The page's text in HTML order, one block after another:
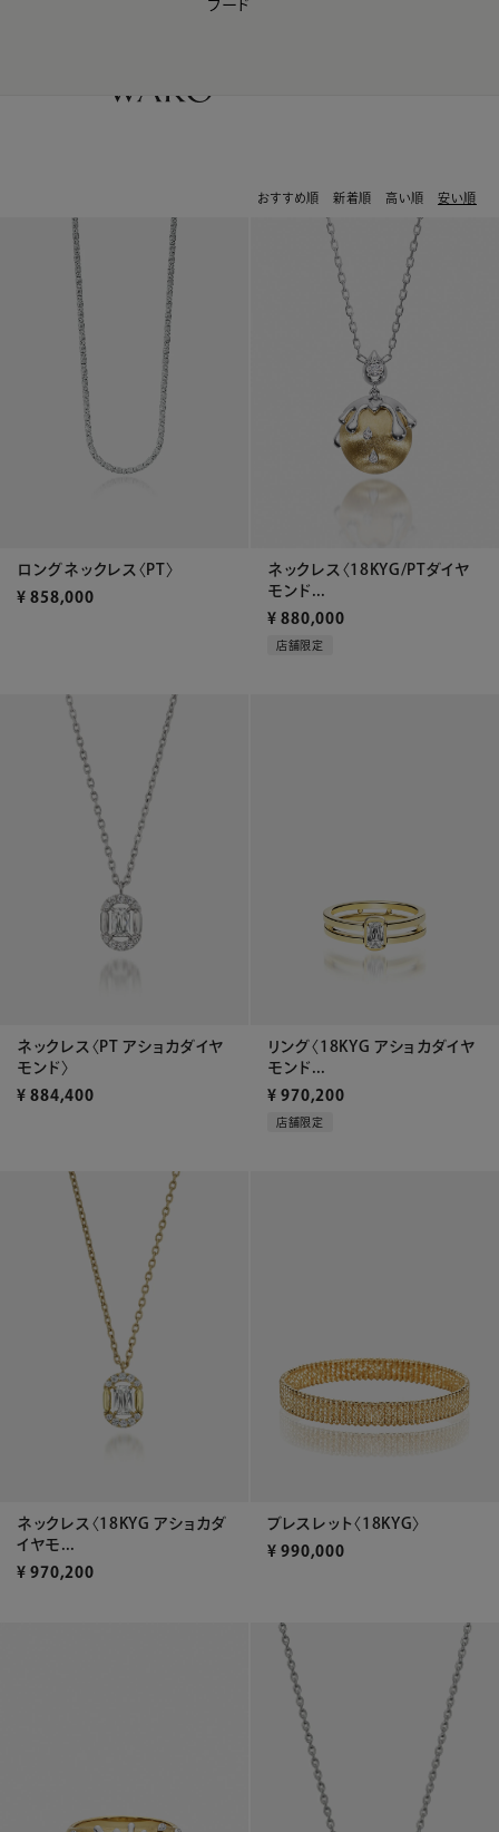
【会員様限定】夏のプレゼントキャンペーン開催中
フード
おすすめ順 新着順 高い順 安い順
ロングネックレス〈PT〉
¥ 858,000
ネックレス〈18KYG/PTダイヤ
モンド...
¥ 880,000
店舗限定
ネックレス〈PT アショカダイヤ
モンド〉
¥ 884,400
リング〈18KYG アショカダイヤ
モンド...
¥ 970,200
店舗限定
ネックレス〈18KYG アショカダ
イヤモ...
¥ 970,200
ブレスレット〈18KYG〉
¥ 990,000